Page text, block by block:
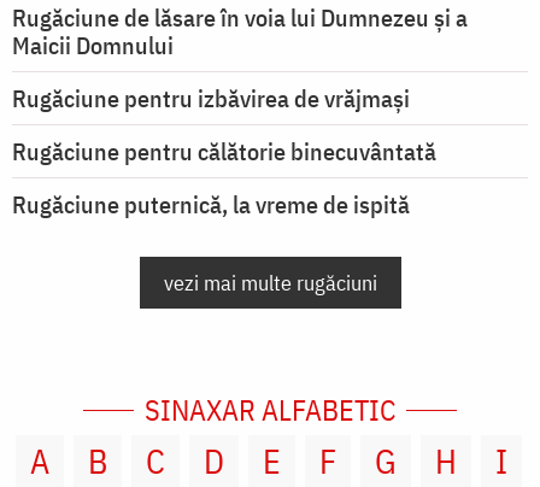
Rugăciune de lăsare în voia lui Dumnezeu şi a
Maicii Domnului
Rugăciune pentru izbăvirea de vrăjmași
Rugăciune pentru călătorie binecuvântată
Rugăciune puternică, la vreme de ispită
vezi mai multe rugăciuni
SINAXAR ALFABETIC
A B C D E F G H
I